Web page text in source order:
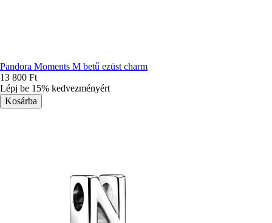
Pandora Moments M betű ezüst charm
13 800 Ft
Lépj be 15% kedvezményért